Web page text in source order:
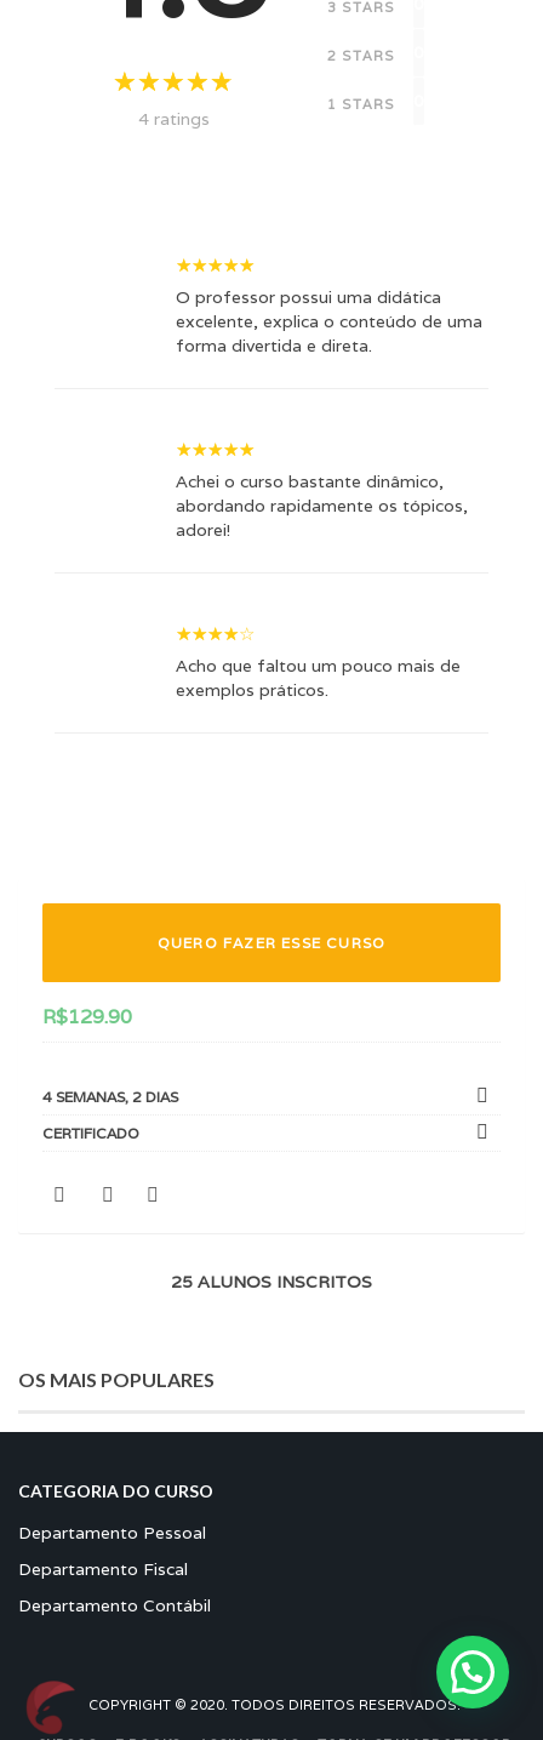
4 ratings
3 STARS
2 STARS
1 STARS
O professor possui uma didática
excelente, explica o conteúdo de uma
forma divertida e direta.
Achei o curso bastante dinâmico,
abordando rapidamente os tópicos,
adorei!
Acho que faltou um pouco mais de
exemplos práticos.
QUERO FAZER ESSE CURSO
R$129.90
4 SEMANAS, 2 DIAS
CERTIFICADO
25 ALUNOS INSCRITOS
OS MAIS POPULARES
CATEGORIA DO CURSO
Departamento Pessoal
Departamento Fiscal
Departamento Contábil
COPYRIGHT © 2020. TODOS DIREITOS RESERVADOS.